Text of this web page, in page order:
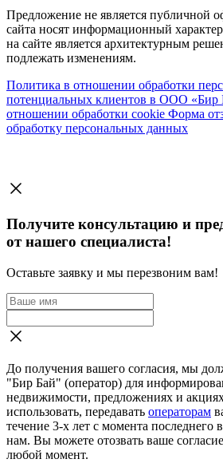
Предложение не является публичной
сайта носят информационный
на сайте является архитектурным
подлежать изменениям.
Политика в отношении обработки
потенциальных клиентов в ООО «Бир
отношении обработки cookie Форма
обработку персональных данных
Получите консультацию и
от нашего специалиста!
Оставьте заявку и мы перезвоним вам!
До получения вашего согласия, мы
"Бир Бай" (оператор) для
недвижимости, предложениях и акциях
использовать, передавать операторам
течение 3-х лет с момента последнего
нам. Вы можете отозвать ваше
любой момент.